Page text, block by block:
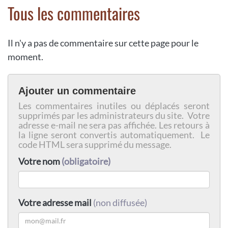
Tous les commentaires
Il n'y a pas de commentaire sur cette page pour le
moment.
Ajouter un commentaire
Les commentaires inutiles ou déplacés seront
supprimés par les administrateurs du site. Votre
adresse e-mail ne sera pas affichée. Les retours à
la ligne seront convertis automatiquement. Le
code HTML sera supprimé du message.
Votre nom(obligatoire)
Votre adresse mail (non diffusée)